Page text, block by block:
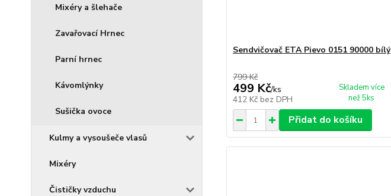
Mixéry a šlehače
Zavařovací Hrnec
Parní hrnec
Kávomlýnky
Sušička ovoce
Kulmy a vysoušeče vlasů
Mixéry
Čističky vzduchu
Sendvičovač ETA Pievo 0151 90000 bílý
799 Kč
499 Kč/ks
412 Kč bez DPH
Skladem více
než 5ks
Přidat do košíku